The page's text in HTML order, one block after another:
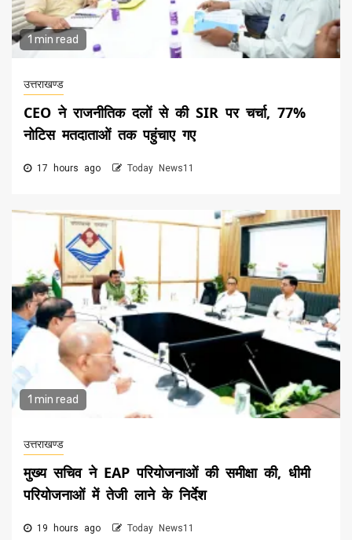
1 min read
उत्तराखण्ड
CEO ने राजनीतिक दलों से की SIR पर चर्चा, 77%
नोटिस मतदाताओं तक पहुंचाए गए
17 hours ago Today News11
1 min read
उत्तराखण्ड
मुख्य सचिव ने EAP परियोजनाओं की समीक्षा की, धीमी
परियोजनाओं में तेजी लाने के निर्देश
19 hours ago Today News11